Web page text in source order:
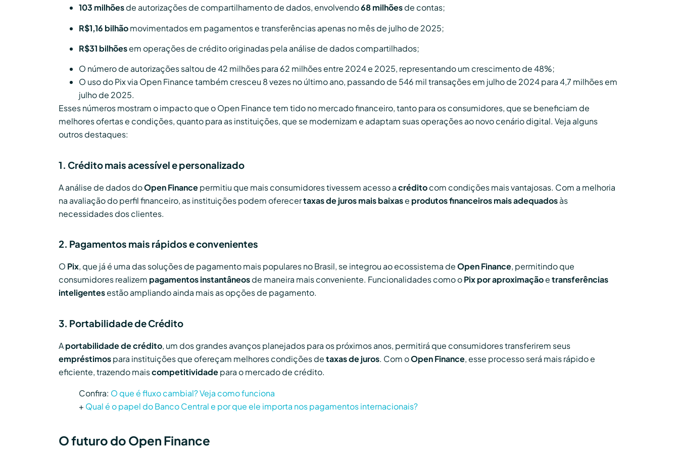
103 milhõesde autorizações de compartilhamento de dados, envolvendo68 milhõesde contas;
R$1,16 bilhãomovimentados em pagamentos e transferências apenas no mês de julho de 2025;
R$31 bilhõesem operações de crédito originadas pela análise de dados compartilhados;
O número de autorizações saltou de 42 milhões para 62 milhões entre 2024 e 2025, representando um crescimento de 48%;
O uso do Pix via Open Finance também cresceu 8 vezes no último ano, passando de 546 mil transações em julho de 2024 para 4,7 milhões em
julho de 2025.
Esses números mostram o impacto que o Open Finance tem tido no mercado financeiro, tanto para os consumidores, que se beneficiam de
melhores ofertas e condições, quanto para as instituições, que se modernizam e adaptam suas operações ao novo cenário digital. Veja alguns
outros destaques:
1. Crédito mais acessível e personalizado
A análise de dados doOpen Financepermitiu que mais consumidores tivessem acesso acréditocom condições mais vantajosas. Com a melhoria
na avaliação do perfil financeiro, as instituições podem oferecertaxas de juros mais baixase produtos financeiros mais adequadosàs
necessidades dos clientes.
2. Pagamentos mais rápidos e convenientes
O Pix, que já é uma das soluções de pagamento mais populares no Brasil, se integrou ao ecossistema deOpen Finance, permitindo que
consumidores realizem pagamentos instantâneosde maneira mais conveniente. Funcionalidades como oPix por aproximaçãoetransferências
inteligentesestão ampliando ainda mais as opções de pagamento.
3. Portabilidade de Crédito
Aportabilidade de crédito, um dos grandes avanços planejados para os próximos anos, permitirá que consumidores transferirem seus
empréstimospara instituições que ofereçam melhores condições detaxas de juros. Com oOpen Finance, esse processo será mais rápido e
eficiente, trazendo maiscompetitividadepara o mercado de crédito.
Confira: O que é fluxo cambial? Veja como funciona
+ Qual é o papel do Banco Central e por que ele importa nos pagamentos internacionais?
O futuro do Open Finance